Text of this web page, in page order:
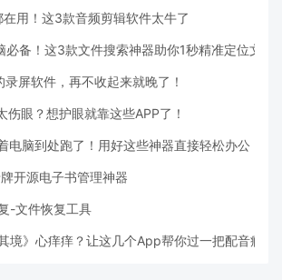
用！这3款音频剪辑软件太牛了
备！这3款文件搜索神器助你1秒精准定位文件
屏软件，再不收起来就晚了！
伤眼？想护眼就靠这些APP了！
电脑到处跑了！用好这些神器直接轻松办公
开源电子书管理神器
-文件恢复工具
境》心痒痒？让这几个App帮你过一把配音瘾